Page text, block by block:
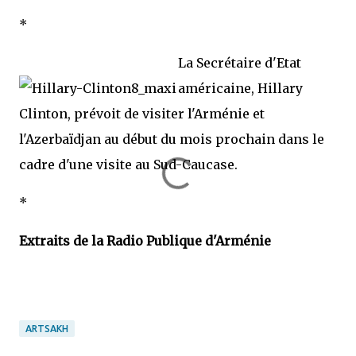
*
La Secrétaire d'Etat
américaine, Hillary
Clinton, prévoit de visiter l'Arménie et
l'Azerbaïdjan au début du mois prochain dans le
cadre d'une visite au Sud-Caucase.
*
Extraits de la Radio Publique d'Arménie
ARTSAKH